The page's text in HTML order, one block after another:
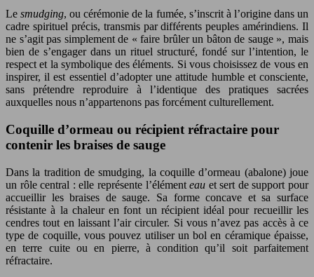
Lesmudging, ou cérémonie de la fumée, s’inscrit à l’origine dans un
cadre spirituel précis, transmis par différents peuples amérindiens. Il
ne s’agit pas simplement de « faire brûler un bâton de sauge », mais
bien de s’engager dans un rituel structuré, fondé sur l’intention, le
respect et la symbolique des éléments. Si vous choisissez de vous en
inspirer, il est essentiel d’adopter une attitude humble et consciente,
sans prétendre reproduire à l’identique des pratiques sacrées
auxquelles nous n’appartenons pas forcément culturellement.
Coquille d’ormeau ou récipient réfractaire pour
contenir les braises de sauge
Dans la tradition de smudging, la coquille d’ormeau (abalone) joue
un rôle central : elle représente l’élémenteau et sert de support pour
accueillir les braises de sauge. Sa forme concave et sa surface
résistante à la chaleur en font un récipient idéal pour recueillir les
cendres tout en laissant l’air circuler. Si vous n’avez pas accès à ce
type de coquille, vous pouvez utiliser un bol en céramique épaisse,
en terre cuite ou en pierre, à condition qu’il soit parfaitement
réfractaire.